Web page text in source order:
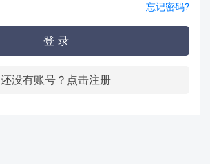
忘记密码?
登 录
还没有账号？点击注册